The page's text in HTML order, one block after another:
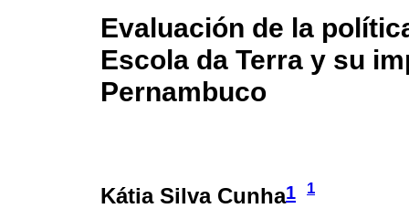
Evaluación de la
Escola da Terra y su
Pernambuco
Kátia Silva Cunha1 1